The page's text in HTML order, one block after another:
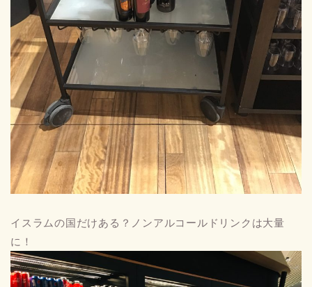
イスラムの国だけある？ノンアルコールドリンクは大量
に！